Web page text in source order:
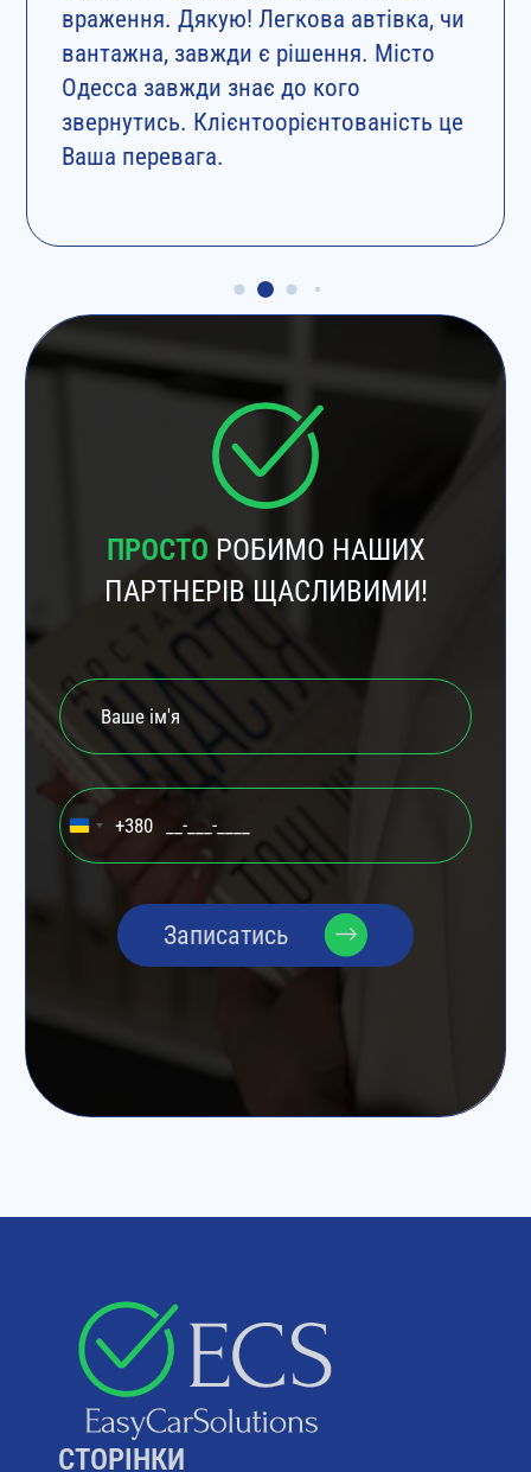
враження. Дякую! Легкова автівка, чи
вантажна, завжди є рішення. Місто
Одесса завжди знає до кого
звернутись. Клієнтоорієнтованість це
Ваша перевага.
ПРОСТО РОБИМО НАШИХ
ПАРТНЕРІВ ЩАСЛИВИМИ!
Ukraine+380
CТОРІНКИ